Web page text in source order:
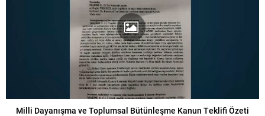
Milli Dayanışma ve Toplumsal Bütünleşme Kanun Teklifi Özeti